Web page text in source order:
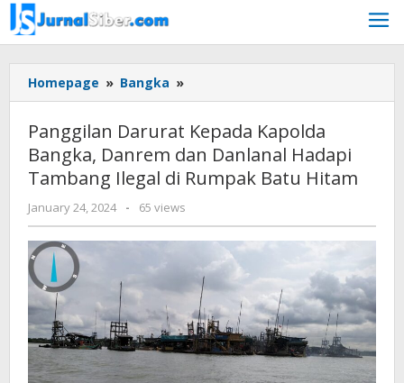
Skip
to
content
Homepage » Bangka »
Darurat
Kapolda
Bangka,
Danrem
Hadapi
Tambang
Ilegal
di
Rumpak
Batu
Hitam
Panggilan Darurat Kepada Kapolda
Bangka, Danrem dan Danlanal Hadapi
Tambang Ilegal di Rumpak Batu Hitam
January 24, 2024
by
Jurnalsiber
- 65 views